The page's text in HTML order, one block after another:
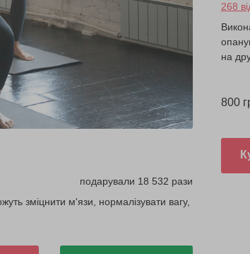
подарували 18 532 рази
зміцнити м'язи, нормалізувати вагу,
268
на
800